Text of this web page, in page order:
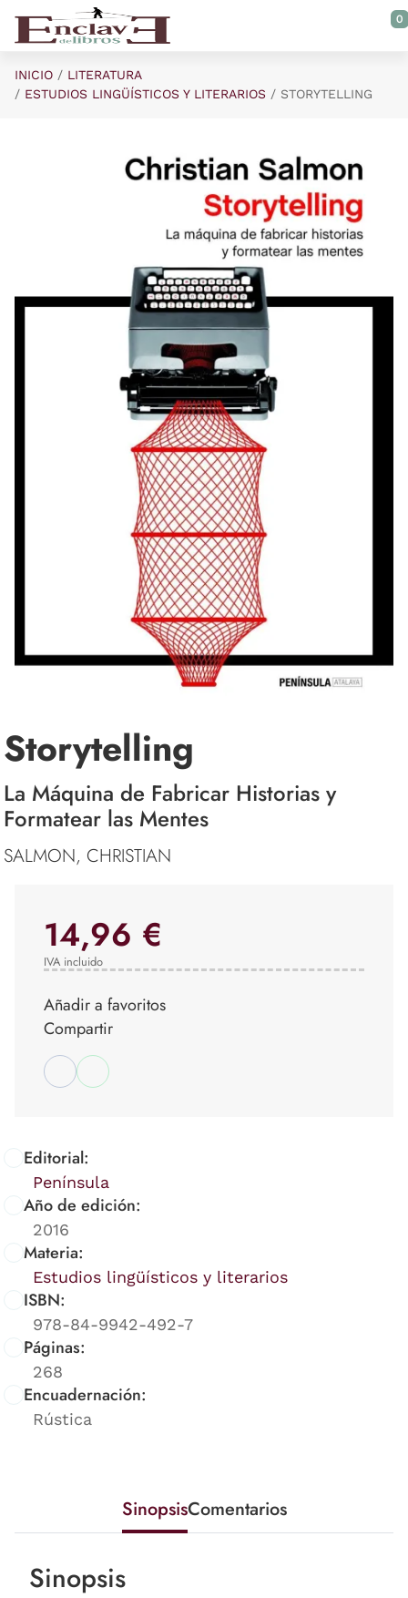
Saltar al contenido principal
0
INICIO
LITERATURA
ESTUDIOS LINGÜÍSTICOS Y LITERARIOS
STORYTELLING
Storytelling
La Máquina de Fabricar Historias y
Formatear las Mentes
SALMON, CHRISTIAN
Editorial:
Península
Año de edición:
2016
Materia:
Estudios lingüísticos y literarios
ISBN:
978-84-9942-492-7
Páginas:
268
Encuadernación:
Rústica
14,96 €
IVA incluido
Añadir a favoritos
Compartir
SinopsisComentarios
Sinopsis